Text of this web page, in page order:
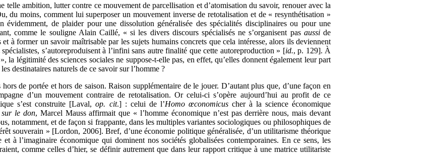
telle ambition, lutter contre ce mouvement de parcellisation et d’atomisation du savoir, renouer avec la
du moins, comment lui superposer un mouvement inverse de retotalisation et de « resynthétisation »
de plaider pour une dissolution généralisée des spécialités disciplinaires ou pour une
comme le souligne Alain Caillé, « si les divers discours spécialisés ne s’organisent pas ausside
à former un savoir maîtrisable par les sujets humains concrets que cela intéresse, alors ils deviennent
s’autoreproduisent à l’infini sans autre finalité que cette autoreproduction » [id., p. 129]. À
la légitimité des sciences sociales ne suppose-t-elle pas, en effet, qu’elles donnent également leur part
destinataires naturels de ce savoir sur l’homme ?
de portée et hors de saison. Raison supplémentaire de le jouer. D’autant plus que, d’une façon en
d’un mouvement contraire de retotalisation. Or celui-ci s’opère aujourd’hui au profit de ce
s’est construite [Laval,op. cit.] : celui de l’Homo œconomicus cher à la science économique
sur le don, Marcel Mauss affirmait que « l’homme économique n’est pas derrière nous, mais devant
notamment, et de façon si frappante, dans les multiples variantes sociologiques ou philosophiques de
souverain » [Lordon, 2006]. Bref, d’une économie politique généralisée, d’un utilitarisme théorique
à l’imaginaire économique qui dominent nos sociétés globalisées contemporaines. En ce sens, les
comme celles d’hier, se définir autrement que dans leur rapport critique à une matrice utilitariste